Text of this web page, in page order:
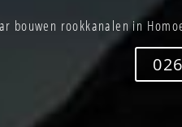
bouwen rookkanalen in